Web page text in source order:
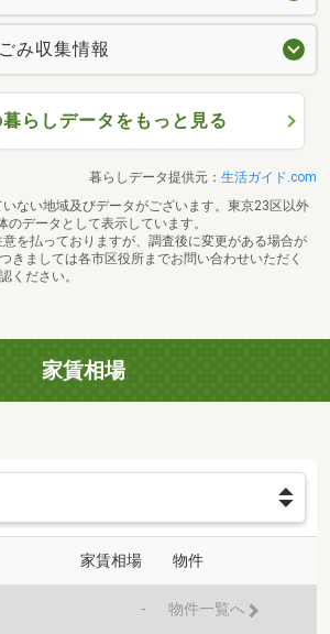
み収集情報
らしデータをもっと見る
暮らしデータ提供元： 生活ガイド.com
ない地域及びデータがございます。東京23区以外
データとして表示しています。
を払っておりますが、調査後に変更がある場合が
きましては各市区役所までお問い合わせいただく
ください。
家賃相場
家賃相場 物件
- 物件一覧へ